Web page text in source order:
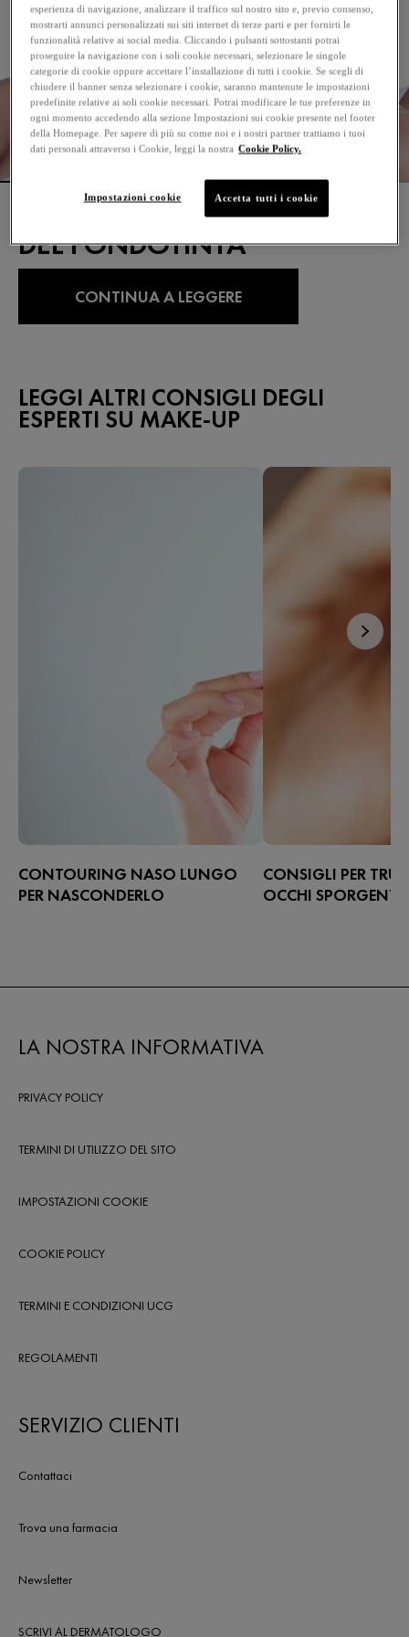
COME SCEGLIERE IL COLORE
DEL FONDOTINTA
CONTINUA A LEGGERE
LEGGI ALTRI CONSIGLI DEGLI
ESPERTI SU MAKE-UP
CONTOURING NASO LUNGO
PER NASCONDERLO
valorizzare le dimensioni e i volumi
CONSIGLI PER
OCCHI SPORGENTI
tondeggiante, per
particolarmente ampia.
LA NOSTRA INFORMATIVA
PRIVACY POLICY
TERMINI DI UTILIZZO DEL SITO
IMPOSTAZIONI COOKIE
COOKIE POLICY
TERMINI E CONDIZIONI UCG
REGOLAMENTI
SERVIZIO CLIENTI
Contattaci
Trova una farmacia
Newsletter
SCRIVI AL DERMATOLOGO
esperienza di navigazione, analizzare il traffico sul nostro sito e, previo consenso,
mostrarti annunci personalizzati sui siti internet di terze parti e per fornirti le
funzionalità relative ai social media. Cliccando i pulsanti sottostanti potrai
proseguire la navigazione con i soli cookie necessari, selezionare le singole
categorie di cookie oppure accettare l’installazione di tutti i cookie. Se scegli di
chiudere il banner senza selezionare i cookie, saranno mantenute le impostazioni
predefinite relative ai soli cookie necessari. Potrai modificare le tue preferenze in
ogni momento accedendo alla sezione Impostazioni sui cookie presente nel footer
della Homepage. Per sapere di più su come noi e i nostri partner trattiamo i tuoi
dati personali attraverso i Cookie, leggi la nostra Cookie Policy.
Impostazioni cookie Accetta tutti i cookie